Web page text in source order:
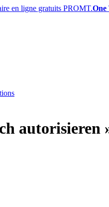
PROMT.One
autorisieren